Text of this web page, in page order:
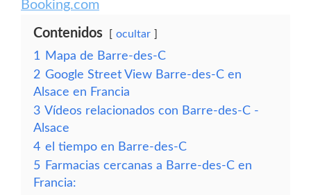
Booking.com
Contenidos ocultar
1
Mapa de Barre-des-C
2 Google Street View Barre-des-C en
Alsace en Francia
3 Vídeos relacionados con Barre-des-C -
Alsace
4 el tiempo en Barre-des-C
5 Farmacias cercanas a Barre-des-C en
Francia: